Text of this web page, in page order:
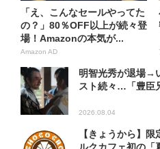
「え、こんなセールやってた
の？」80％OFF以上が続々登
場！Amazonの本気が...
Amazon AD
明智光秀が退場→
スト続々…「豊臣
2026.08.04
【きょうから】